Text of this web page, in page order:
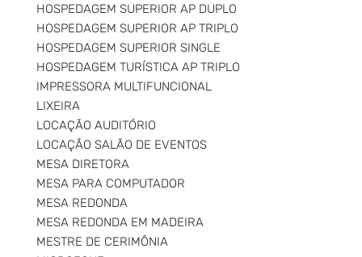
HOSPEDAGEM SUPERIOR AP DUPLO
HOSPEDAGEM SUPERIOR AP TRIPLO
HOSPEDAGEM SUPERIOR SINGLE
HOSPEDAGEM TURÍSTICA AP TRIPLO
IMPRESSORA MULTIFUNCIONAL
LIXEIRA
LOCAÇÃO AUDITÓRIO
LOCAÇÃO SALÃO DE EVENTOS
MESA DIRETORA
MESA PARA COMPUTADOR
MESA REDONDA
MESA REDONDA EM MADEIRA
MESTRE DE CERIMÔNIA